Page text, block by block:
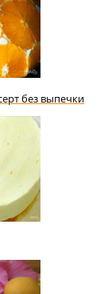
без выпечки